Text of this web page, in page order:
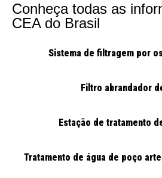
Conheça todas as
CEA do Brasil
Sistema de filtragem por
Filtro abrandador
Estação de tratamento
Tratamento de água de poço